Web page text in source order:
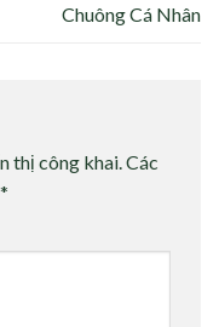
Chuông Cá Nhân
thị công khai. Các
*